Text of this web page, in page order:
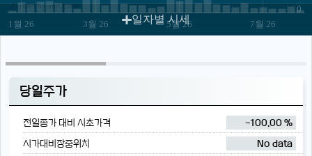
1월 26 3월 26 5월 26 7월 26
0
JS chart by amCharts
일자별 시세
당일주가
전일종가 대비 시초가격
-100.00 %
시가대비장중위치
No data